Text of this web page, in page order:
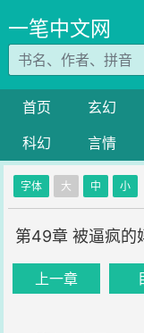
一笔中文网
首页 玄幻
科幻
言情
字体 大 中 小
第49章 被逼疯的
上一章